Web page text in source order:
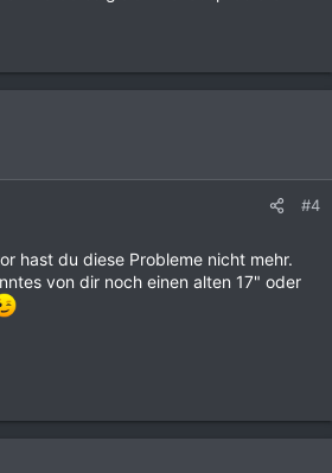
#4
hast du diese Probleme nicht mehr.
von dir noch einen alten 17" oder